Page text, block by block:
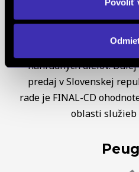
nárast predaja a
Slovenskej republike,
náhradných dielov.
predaj v Slovenskej
rade je FINAL-CD
oblasti služieb